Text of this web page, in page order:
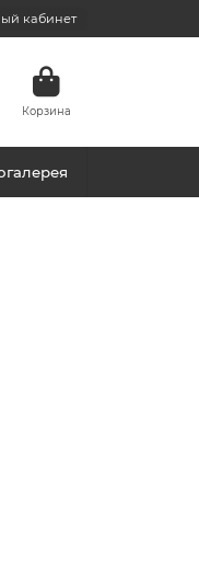
кабинет
Корзина